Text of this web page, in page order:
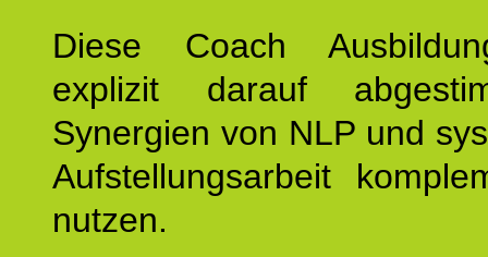
Diese Coach
explizit darauf
Synergien von NLP und
Aufstellungsarbeit
nutzen.